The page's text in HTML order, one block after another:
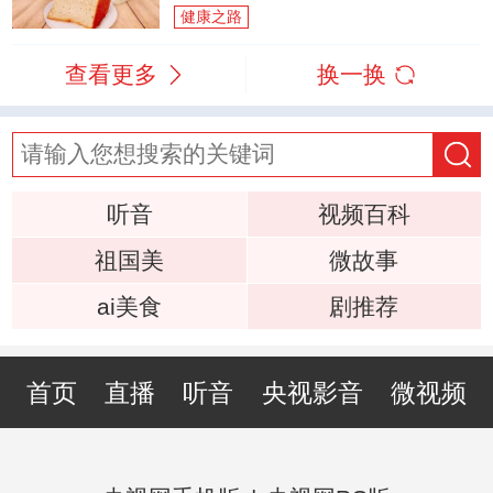
健康之路
查看更多 换一换
听音
视频百科
祖国美
微故事
ai美食
剧推荐
首页 直播 听音 央视影音 微视频